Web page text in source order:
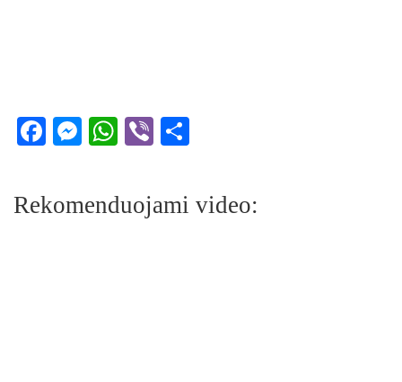
Facebook
Messenger
WhatsApp
Viber
Rekomenduojami video: